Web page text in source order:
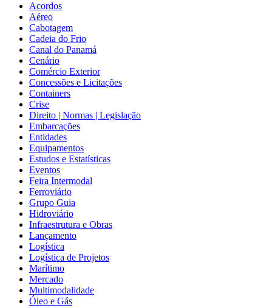
Acordos
Aéreo
Cabotagem
Cadeia do Frio
Canal do Panamá
Cenário
Comércio Exterior
Concessões e Licitações
Containers
Crise
Direito | Normas | Legislação
Embarcações
Entidades
Equipamentos
Estudos e Estatísticas
Eventos
Feira Intermodal
Ferroviário
Grupo Guia
Hidroviário
Infraestrutura e Obras
Lançamento
Logística
Logística de Projetos
Marítimo
Mercado
Multimodalidade
Óleo e Gás